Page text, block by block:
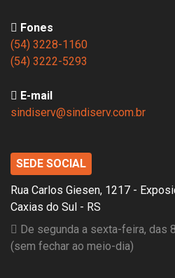
Fones
(54) 3228-1160
(54) 3222-5293
E-mail
sindiserv@sindiserv.com.br
SEDE SOCIAL
Rua Carlos Giesen, 1217 -
Caxias do Sul - RS
De segunda a sexta-feira, das
(sem fechar ao meio-dia)